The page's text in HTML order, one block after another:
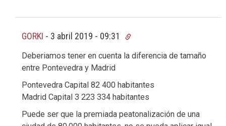
GORKI - 3 abril 2019 - 09:31
Deberiamos tener en cuenta la diferencia de tamaño
entre Pontevedra y Madrid
Pontevedra Capital 82 400 habitantes
Madrid Capital 3 223 334 habitantes
Puede ser que la premiada peatonalización de una